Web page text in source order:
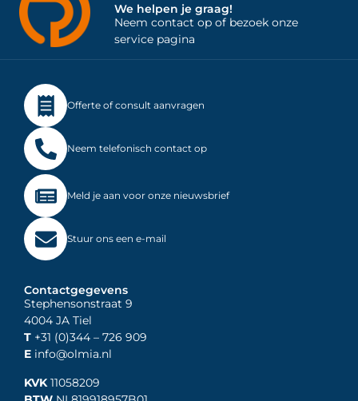
We helpen je graag!
Neem contact op of bezoek onze
service pagina
Offerte of consult aanvragen
Neem telefonisch contact op
Meld je aan voor onze nieuwsbrief
Stuur ons een e-mail
Contactgegevens
Stephensonstraat 9
4004 JA Tiel
T +31 (0)344 – 726 909
E info@olmia.nl
KVK11058209